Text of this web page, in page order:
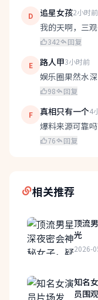
D 追星女孩2小时前
我的天啊，三
342 回复
E 路人甲3小时前
娱乐圈果然水深
98 回复
F 真相只有一个4
爆料来源可靠
76 回复
相关推荐
顶流
光
2026-
知名
员围观